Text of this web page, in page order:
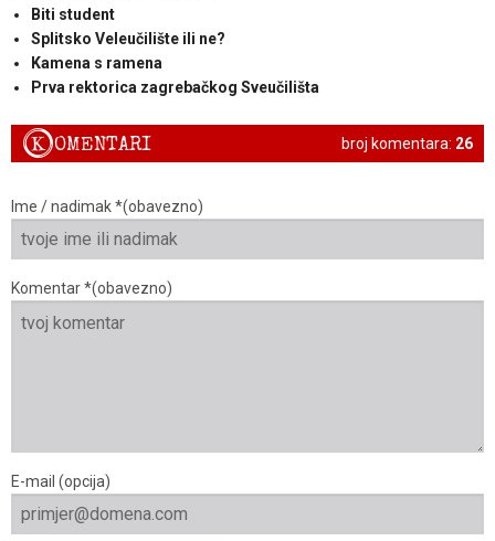
Biti student
Splitsko Veleučilište ili ne?
Kamena s ramena
Prva rektorica zagrebačkog Sveučilišta
broj komentara: 26
KOMENTARI
Ime / nadimak *(obavezno)
Komentar *(obavezno)
E-mail (opcija)